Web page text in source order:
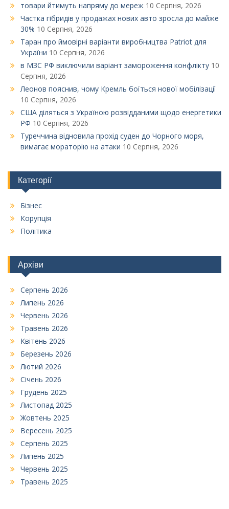
товари йтимуть напряму до мереж 10 Серпня, 2026
Частка гібридів у продажах нових авто зросла до майже
30% 10 Серпня, 2026
Таран про ймовірні варіанти виробництва Patriot для
України 10 Серпня, 2026
в МЗС РФ виключили варіант замороження конфлікту 10
Серпня, 2026
Леонов пояснив, чому Кремль боїться нової мобілізації
10 Серпня, 2026
США діляться з Україною розвідданими щодо енергетики
РФ 10 Серпня, 2026
Туреччина відновила прохід суден до Чорного моря,
вимагає мораторію на атаки 10 Серпня, 2026
Категорії
Бізнес
Корупція
Політика
Архіви
Серпень 2026
Липень 2026
Червень 2026
Травень 2026
Квітень 2026
Березень 2026
Лютий 2026
Січень 2026
Грудень 2025
Листопад 2025
Жовтень 2025
Вересень 2025
Серпень 2025
Липень 2025
Червень 2025
Травень 2025